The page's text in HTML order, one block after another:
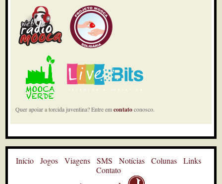
Quer apoiar a torcida juventina? Entre emcontatoconosco.
Início Jogos Viagens SMS Notícias Colunas
Links
Contato